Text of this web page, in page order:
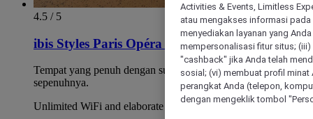
4.5 / 5
ibis Styles Paris Opéra Lafayette
Tempat yang penuh dengan suasana nyaman, telah direnovasi
sepenuhnya.
Unlimited WiFi and elaborate breakfast.
Activities & Events, Limitless
atau mengakses informasi
menyediakan layanan yang
mempersonalisasi fitur situs;
"cashback" jika Anda telah
sosial; (vi) membuat profil
perangkat Anda (telepon,
dengan mengeklik tombol